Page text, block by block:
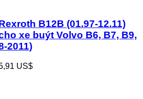
B12B (01.97-12.11)
xe buýt Volvo B6, B7, B9,
2011)
US$